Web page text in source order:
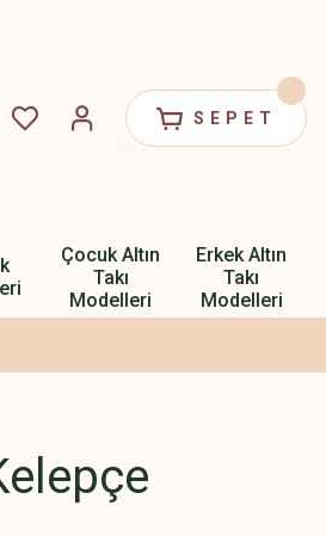
SEPET
Çocuk Altın
Takı
Modelleri
Erkek Altın
Takı
Modelleri